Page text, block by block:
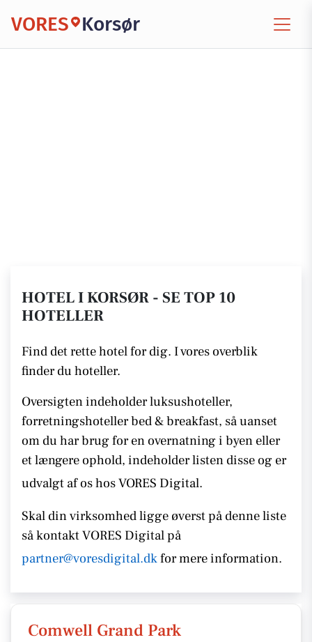
VORES Korsør
HOTEL I KORSØR - SE TOP 10
HOTELLER
Find det rette hotel for dig. I vores overblik
finder du hoteller.
Oversigten indeholder luksushoteller,
forretningshoteller bed & breakfast, så uanset
om du har brug for en overnatning i byen eller
et længere ophold, indeholder listen disseog er
udvalgt af os hos VORES Digital.
Skal din virksomhed ligge øverst på denne liste
så kontaktVORES Digital på
partner@voresdigital.dkfor mere information.
Comwell Grand Park